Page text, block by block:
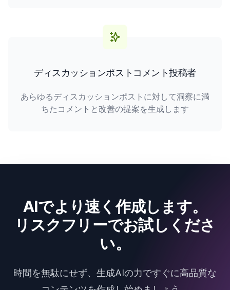
ディスカッションポストコメント投稿者
あらゆるディスカッションポストに対して洞察に満
ちたコメントと改善の提案を生成します
AIでより速く作成します。
リスクフリーでお試しくださ
い。
時間を無駄にせず、生成AIの力ですぐに高品質な